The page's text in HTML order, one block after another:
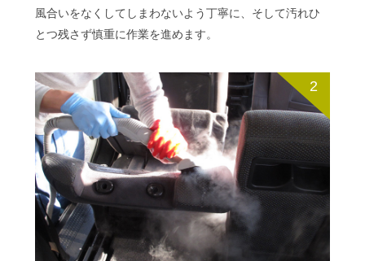
風合いをなくしてしまわないよう丁寧に、そして汚れひ
とつ残さず慎重に作業を進めます。
2